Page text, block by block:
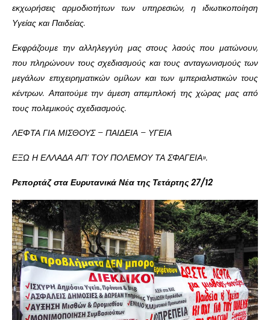
εκχωρήσεις αρμοδιοτήτων των υπηρεσιών, η ιδιωτικοποίηση
Υγείας και Παιδείας.
Εκφράζουμε την αλληλεγγύη μας στους λαούς που ματώνουν,
που πληρώνουν τους σχεδιασμούς και τους ανταγωνισμούς των
μεγάλων επιχειρηματικών ομίλων και των ιμπεριαλιστικών τους
κέντρων. Απαιτούμε την άμεση απεμπλοκή της χώρας μας από
τους πολεμικούς σχεδιασμούς.
ΛΕΦΤΑ ΓΙΑ ΜΙΣΘΟΥΣ – ΠΑΙΔΕΙΑ – ΥΓΕΙΑ
ΕΞΩ Η ΕΛΛΑΔΑ ΑΠ’ ΤΟΥ ΠΟΛΕΜΟΥ ΤΑ ΣΦΑΓΕΙΑ».
Ρεπορτάζ στα Ευρυτανικά Νέα της Τετάρτης 27/12